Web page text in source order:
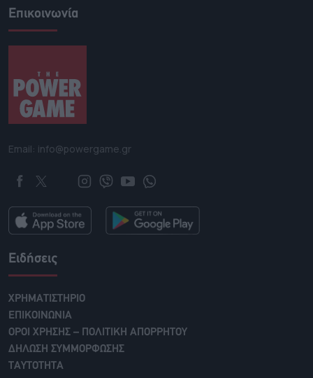
Επικοινωνία
Email: info@powergame.gr
Ειδήσεις
ΧΡΗΜΑΤΙΣΤΗΡΙΟ
ΕΠΙΚΟΙΝΩΝΙΑ
ΟΡΟΙ ΧΡΗΣΗΣ – ΠΟΛΙΤΙΚΗ ΑΠΟΡΡΗΤΟΥ
ΔΗΛΩΣΗ ΣΥΜΜΟΡΦΩΣΗΣ
ΤΑΥΤΟΤΗΤΑ